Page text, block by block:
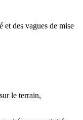
et des vagues de mise
le terrain,